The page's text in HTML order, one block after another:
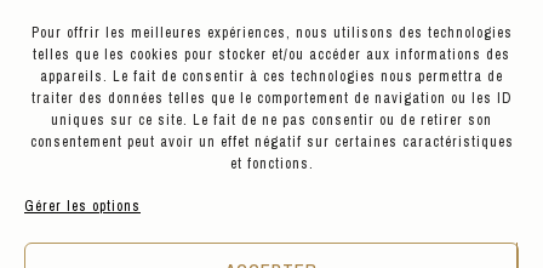
Pour offrir les meilleures expériences, nous utilisons des technologies
telles que les cookies pour stocker et/ou accéder aux informations des
appareils. Le fait de consentir à ces technologies nous permettra de
traiter des données telles que le comportement de navigation ou les ID
uniques sur ce site. Le fait de ne pas consentir ou de retirer son
consentement peut avoir un effet négatif sur certaines caractéristiques
et fonctions.
Gérer les options
La boutique est située au 3 de notre jolie Place Sathonay, Lyon
Nous sommes ouverts de 10h à 19h du Mardi au Vendredi, de 11h
à 19h le Samedi, et de 13h à 17h le Lundi.
VOIR LES PRODUITS